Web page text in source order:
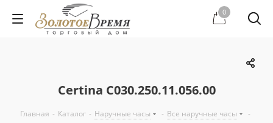
0
Certina C030.250.11.056.00
Главная - Каталог - Наручные часы - Все наручные часы
-